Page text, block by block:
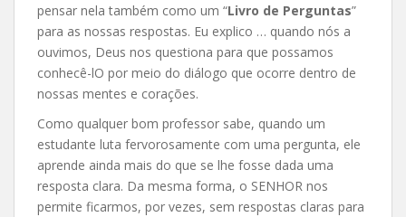
pensar nela também como um “Livro de Perguntas”
para as nossas respostas. Eu explico … quando nós a
ouvimos, Deus nos questiona para que possamos
conhecê-lO por meio do diálogo que ocorre dentro de
nossas mentes e corações.
Como qualquer bom professor sabe, quando um
estudante luta fervorosamente com uma pergunta, ele
aprende ainda mais do que se lhe fosse dada uma
resposta clara. Da mesma forma, o SENHOR nos
permite ficarmos, por vezes, sem respostas claras para